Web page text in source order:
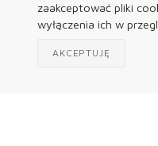
zaakceptować pliki
wyłączenia ich w
AKCEPTUJĘ
Regulamin
Polityka Prywatności